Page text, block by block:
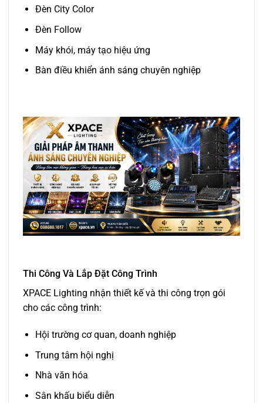
Đèn City Color
Đèn Follow
Máy khói, máy tạo hiệu ứng
Bàn điều khiển ánh sáng chuyên nghiệp
Thi Công Và Lắp Đặt Công Trình
XPACE Lighting nhận thiết kế và thi công trọn gói
cho các công trình:
Hội trường cơ quan, doanh nghiệp
Trung tâm hội nghị
Nhà văn hóa
Sân khấu biểu diễn